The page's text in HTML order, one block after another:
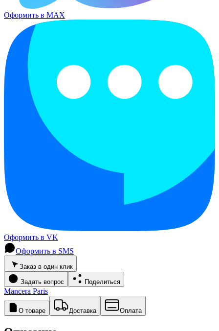
Оформить в MAX
Оформить в VK
Оформить в SMS
Заказ в один клик
Задать вопрос Поделиться
Mancera Paris
О товаре Доставка Оплата